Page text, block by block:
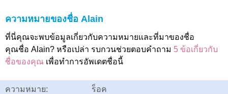
ความหมายของชื่อ Alain
ที่นี่คุณจะพบข้อมูลเกี่ยวกับความหมายและที่มาของชื่อ
คุณชื่อ Alain? หรือเปล่า รบกวนช่วยตอบคำถาม 5 ข้อเกี่ยวกับ
ชื่อของคุณ เพื่อทำการอัพเดตชื่อนี้
ความหมาย: ร็อค